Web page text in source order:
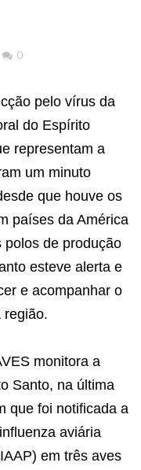
0
pelo vírus da
do Espírito
representam a
um minuto
que houve os
países da América
polos de produção
esteve alerta e
e acompanhar o
região.
monitora a
Santo, na última
que foi notificada a
aviária
em três aves